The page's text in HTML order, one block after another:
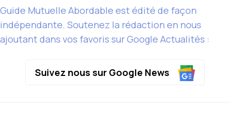
Guide Mutuelle Abordable est édité de façon
indépendante. Soutenez la rédaction en nous
ajoutant dans vos favoris sur Google Actualités :
Suivez nous sur Google News